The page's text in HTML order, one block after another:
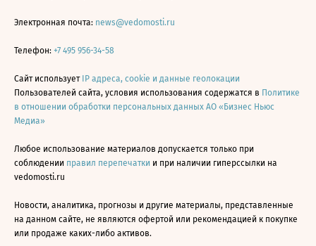
Электронная почта: news@vedomosti.ru
Телефон: +7 495 956-34-58
Сайт использует IP адреса, cookie и данные геолокации
Пользователей сайта, условия использования содержатся в Политике
в отношении обработки персональных данных АО «Бизнес Ньюс
Медиа»
Любое использование материалов допускается только при
соблюдении правил перепечатки и при наличии гиперссылки на
vedomosti.ru
Новости, аналитика, прогнозы и другие материалы, представленные
на данном сайте, не являются офертой или рекомендацией к покупке
или продаже каких-либо активов.